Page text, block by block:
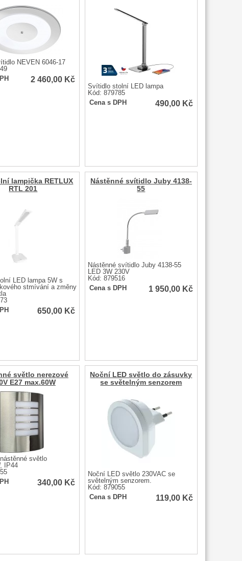
NEVEN 6046-17
2 460,00 Kč
Svítidlo stolní LED lampa
Kód: 879785
Cena s DPH
490,00 Kč
lampička RETLUX
RTL 201
LED lampa 5W s
stmívání a změny
650,00 Kč
Nástěnné svítidlo Juby 4138-
55
Nástěnné svítidlo Juby 4138-55
LED 3W 230V
Kód: 879516
Cena s DPH
1 950,00 Kč
světlo nerezové
E27 max.60W
světlo
IP44
340,00 Kč
Noční LED světlo do zásuvky
se světelným senzorem
Noční LED světlo 230VAC se
světelným senzorem.
Kód: 879055
Cena s DPH
119,00 Kč